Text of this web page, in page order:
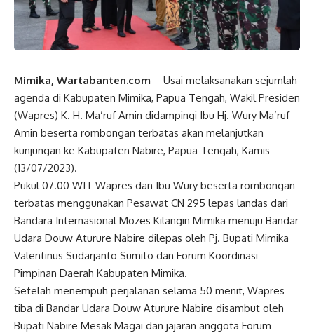
Mimika, Wartabanten.com – Usai melaksanakan sejumlah
agenda di Kabupaten Mimika, Papua Tengah, Wakil Presiden
(Wapres) K. H. Ma’ruf Amin didampingi Ibu Hj. Wury Ma’ruf
Amin beserta rombongan terbatas akan melanjutkan
kunjungan ke Kabupaten Nabire, Papua Tengah, Kamis
(13/07/2023).
Pukul 07.00 WIT Wapres dan Ibu Wury beserta rombongan
terbatas menggunakan Pesawat CN 295 lepas landas dari
Bandara Internasional Mozes Kilangin Mimika menuju Bandar
Udara Douw Aturure Nabire dilepas oleh Pj. Bupati Mimika
Valentinus Sudarjanto Sumito dan Forum Koordinasi
Pimpinan Daerah Kabupaten Mimika.
Setelah menempuh perjalanan selama 50 menit, Wapres
tiba di Bandar Udara Douw Aturure Nabire disambut oleh
Bupati Nabire Mesak Magai dan jajaran anggota Forum